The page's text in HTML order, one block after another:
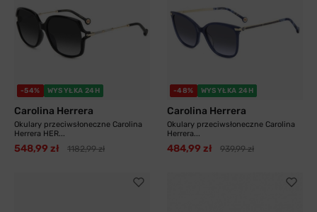
-54% WYSYŁKA 24H
Carolina Herrera
Okulary przeciwsłoneczne Carolina
Herrera HER...
548,99 zł 1182,99 zł
-48% WYSYŁKA 24H
Carolina Herrera
Okulary przeciwsłoneczne Carolina
Herrera...
484,99 zł 939,99 zł